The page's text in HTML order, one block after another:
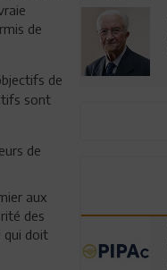
de
de
sont
de
aux
des
qui doit